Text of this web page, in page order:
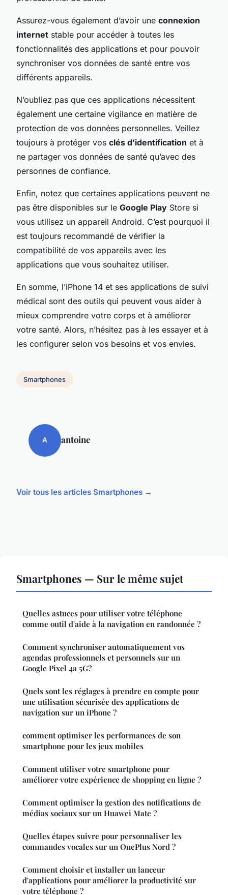
Assurez-vous également d’avoir une connexion
internet stable pour accéder à toutes les
fonctionnalités des applications et pour pouvoir
synchroniser vos données de santé entre vos
différents appareils.
N’oubliez pas que ces applications nécessitent
également une certaine vigilance en matière de
protection de vos données personnelles. Veillez
toujours à protéger vos clés d’identification et à
ne partager vos données de santé qu’avec des
personnes de confiance.
Enfin, notez que certaines applications peuvent ne
pas être disponibles sur le Google Play Store si
vous utilisez un appareil Android. C’est pourquoi il
est toujours recommandé de vérifier la
compatibilité de vos appareils avec les
applications que vous souhaitez utiliser.
En somme, l’iPhone 14 et ses applications de suivi
médical sont des outils qui peuvent vous aider à
mieux comprendre votre corps et à améliorer
votre santé. Alors, n’hésitez pas à les essayer et à
les configurer selon vos besoins et vos envies.
Smartphones
A antoine
Voir tous les articles Smartphones →
Smartphones — Sur le même sujet
Quelles astuces pour utiliser votre téléphone
comme outil d'aide à la navigation en randonnée ?
Comment synchroniser automatiquement vos
agendas professionnels et personnels sur un
Google Pixel 4a 5G?
Quels sont les réglages à prendre en compte pour
une utilisation sécurisée des applications de
navigation sur un iPhone ?
comment optimiser les performances de son
smartphone pour les jeux mobiles
Comment utiliser votre smartphone pour
améliorer votre expérience de shopping en ligne ?
Comment optimiser la gestion des notifications de
médias sociaux sur un Huawei Mate ?
Quelles étapes suivre pour personnaliser les
commandes vocales sur un OnePlus Nord ?
Comment choisir et installer un lanceur
d'applications pour améliorer la productivité sur
votre téléphone ?